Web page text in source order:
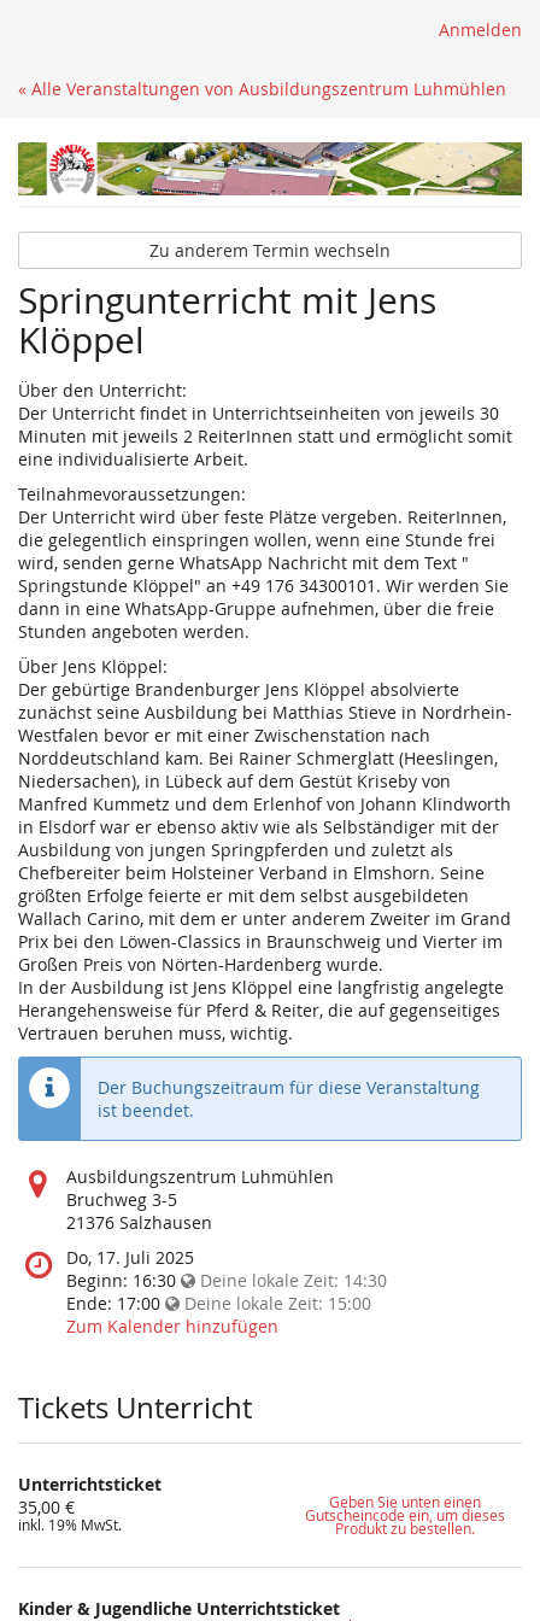
Anmelden
« Alle Veranstaltungen von Ausbildungszentrum Luhmühlen
Zu anderem Termin wechseln
Springunterricht mit Jens
Klöppel
Über den Unterricht:
Der Unterricht findet in Unterrichtseinheiten von jeweils 30
Minuten mit jeweils 2 ReiterInnen statt und ermöglicht somit
eine individualisierte Arbeit.
Teilnahmevoraussetzungen:
Der Unterricht wird über feste Plätze vergeben. ReiterInnen,
die gelegentlich einspringen wollen, wenn eine Stunde frei
wird, senden gerne WhatsApp Nachricht mit dem Text "
Springstunde Klöppel" an +49 176 34300101. Wir werden Sie
dann in eine WhatsApp-Gruppe aufnehmen, über die freie
Stunden angeboten werden.
Über Jens Klöppel:
Der gebürtige Brandenburger Jens Klöppel absolvierte
zunächst seine Ausbildung bei Matthias Stieve in Nordrhein-
Westfalen bevor er mit einer Zwischenstation nach
Norddeutschland kam. Bei Rainer Schmerglatt (Heeslingen,
Niedersachen), in Lübeck auf dem Gestüt Kriseby von
Manfred Kummetz und dem Erlenhof von Johann Klindworth
in Elsdorf war er ebenso aktiv wie als Selbständiger mit der
Ausbildung von jungen Springpferden und zuletzt als
Chefbereiter beim Holsteiner Verband in Elmshorn. Seine
größten Erfolge feierte er mit dem selbst ausgebildeten
Wallach Carino, mit dem er unter anderem Zweiter im Grand
Prix bei den Löwen-Classics in Braunschweig und Vierter im
Großen Preis von Nörten-Hardenberg wurde.
In der Ausbildung ist Jens Klöppel eine langfristig angelegte
Herangehensweise für Pferd & Reiter, die auf gegenseitiges
Vertrauen beruhen muss, wichtig.
Der Buchungszeitraum für diese Veranstaltung
ist beendet.
Wo
findet
diese
statt?
Ausbildungszentrum Luhmühlen
Bruchweg 3-5
21376 Salzhausen
Wann
findet
diese
Veranstaltung
Do, 17. Juli 2025
Beginn: 16:30 Deine lokale Zeit: 14:30
Ende: 17:00 Deine lokale Zeit: 15:00
Zum Kalender hinzufügen
Tickets Unterricht
Unterrichtsticket
35,00 €
inkl. 19% MwSt.
Geben Sie unten einen
Gutscheincode ein, um dieses
Produkt zu bestellen.
Kinder & Jugendliche Unterrichtsticket